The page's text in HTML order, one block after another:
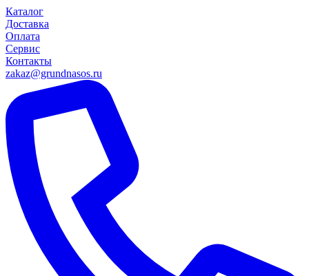
Каталог
Доставка
Оплата
Сервис
Контакты
zakaz@grundnasos.ru